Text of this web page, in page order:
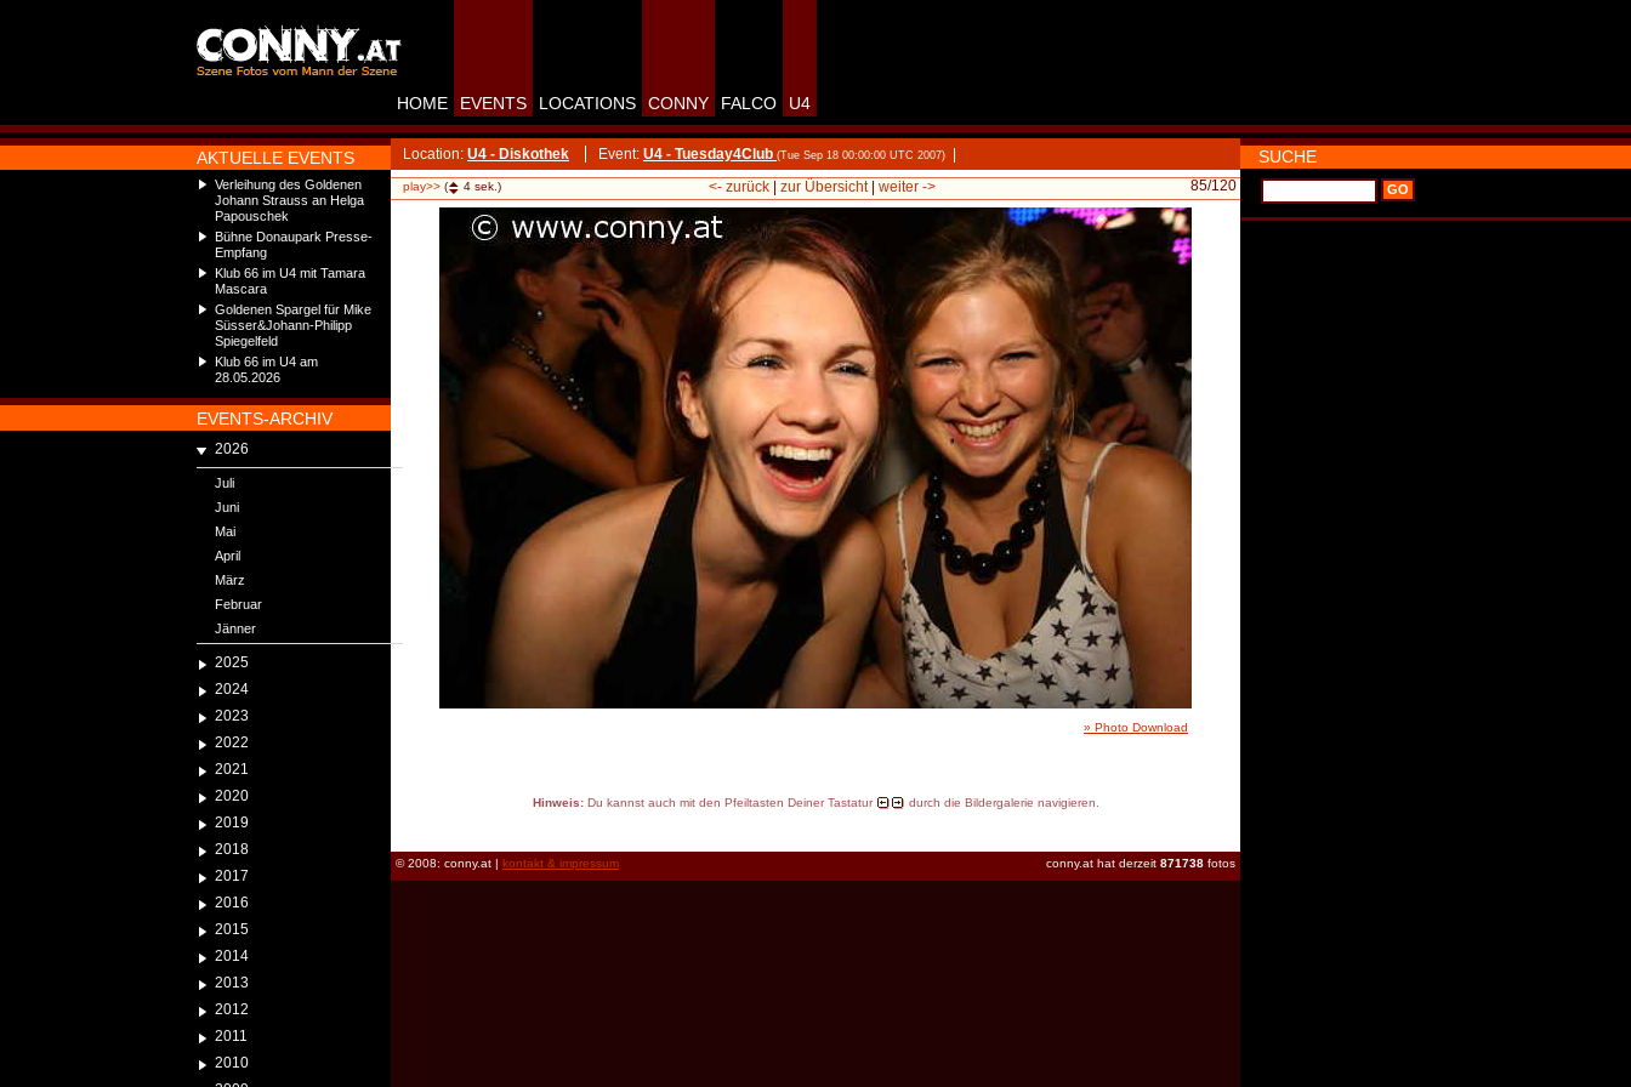
AKTUELLE EVENTS
Verleihung des Goldenen
Johann Strauss an Helga
Papouschek
Bühne Donaupark Presse-
Empfang
Klub 66 im U4 mit Tamara
Mascara
Goldenen Spargel für Mike
Süsser&Johann-Philipp
Spiegelfeld
Klub 66 im U4 am
28.05.2026
EVENTS-ARCHIV
2026
Juli
Juni
Mai
April
März
Februar
Jänner
2025
2024
2023
2022
2021
2020
2019
2018
2017
2016
2015
2014
2013
2012
2011
2010
HOME EVENTS LOCATIONS CONNY FALCO U4
Location: U4 - Diskothek Event: U4 - Tuesday4Club (Tue Sep 18 00:00:00 UTC 2007)
play>> ( 4 sek.) 85/120
<- zurück| zur Übersicht| weiter ->
» Photo Download
Hinweis:Du kannst auch mit den Pfeiltasten Deiner Tastatur durch die Bildergalerie navigieren.
conny.at hat derzeit 871738 fotos
© 2008: conny.at | kontakt & impressum
SUCHE